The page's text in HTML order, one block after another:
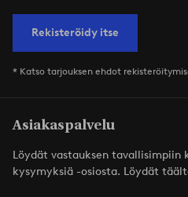
Rekisteröidy itse
* Katso tarjouksen ehdot
Asiakaspalvelu
Löydät vastauksen tavallisimpiin
kysymyksiä -osiosta. Löydät